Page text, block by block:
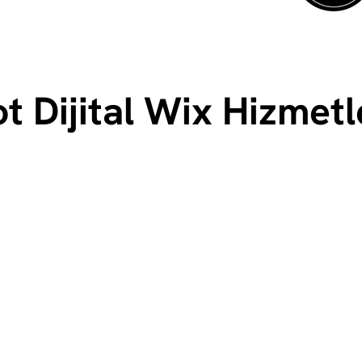
Dijital Wix